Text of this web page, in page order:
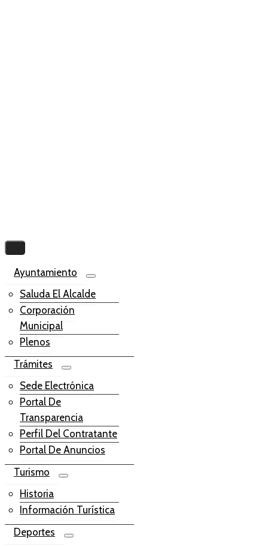
Ayuntamiento
Saluda El Alcalde
Corporación
Municipal
Plenos
Trámites
Sede Electrónica
Portal De
Transparencia
Perfil Del Contratante
Portal De Anuncios
Turismo
Historia
Información Turística
Deportes